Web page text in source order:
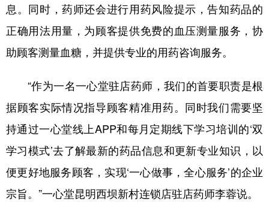
息。同时，药师还会进行用药风险提示，告知药品的
正确用法用量，为顾客提供免费的血压测量服务，协
助顾客测量血糖，并提供专业的用药咨询服务。
“作为一名一心堂驻店药师，我们的首要职责是根
据顾客实际情况指导顾客精准用药。同时我们需要坚
持通过一心堂线上APP和每月定期线下学习培训的‘双
学习模式’去了解最新的药品信息和更新专业知识，以
便更好地服务顾客，实现‘一心做事，全心服务’的企业
宗旨。”一心堂昆明西坝新村连锁店驻店药师李蓉说。